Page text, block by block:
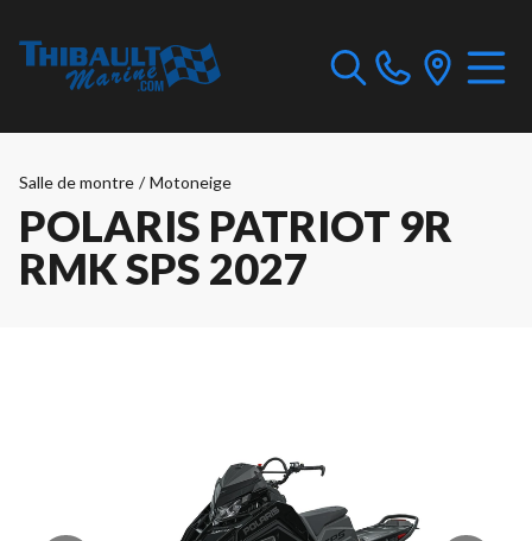
Salle de montre / Motoneige
POLARIS PATRIOT 9R
RMK SPS 2027